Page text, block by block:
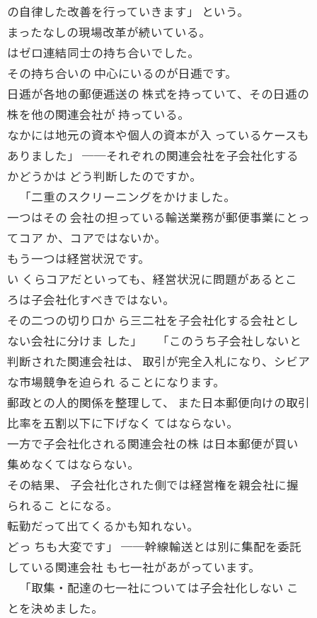
の自律した改善を行っていきます」 という。
まったなしの現場改革が続いている。
はゼロ連結同士の持ち合いでした。
その持ち合いの 中心にいるのが日逓です。
日逓が各地の郵便逓送の 株式を持っていて、その日逓の
株を他の関連会社が 持っている。
なかには地元の資本や個人の資本が入 っているケースも
ありました」 ──それぞれの関連会社を子会社化する
かどうかは どう判断したのですか。
「二重のスクリーニングをかけました。
一つはその 会社の担っている輸送業務が郵便事業にとっ
てコア か、コアではないか。
もう一つは経営状況です。
い くらコアだといっても、経営状況に問題があるとこ
ろは子会社化すべきではない。
その二つの切り口か ら三二社を子会社化する会社とし
ない会社に分けま した」 「このうち子会社しないと
判断された関連会社は、 取引が完全入札になり、シビア
な市場競争を迫られ ることになります。
郵政との人的関係を整理して、 また日本郵便向けの取引
比率を五割以下に下げなく てはならない。
一方で子会社化される関連会社の株 は日本郵便が買い
集めなくてはならない。
その結果、 子会社化された側では経営権を親会社に握
られるこ とになる。
転勤だって出てくるかも知れない。
どっ ちも大変です」 ──幹線輸送とは別に集配を委託
している関連会社 も七一社があがっています。
「取集・配達の七一社については子会社化しない こ
とを決めました。